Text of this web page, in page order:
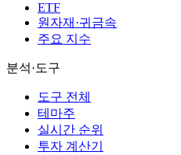
ETF
원자재·귀금속
주요 지수
분석·도구
도구 전체
테마주
실시간 순위
투자 계산기